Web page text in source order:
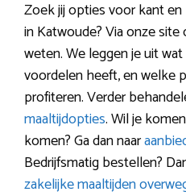
Zoek jij opties voor kant
in Katwoude? Via onze
weten. We leggen je uit
voordelen heeft, en welke
profiteren. Verder
maaltijdopties. Wil je
komen? Ga dan naar
Bedrijfsmatig bestellen?
zakelijke maaltijden